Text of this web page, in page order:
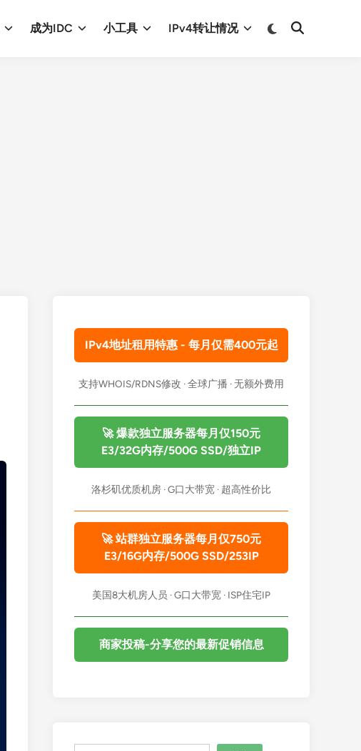
成为IDC 小工具 IPv4转让情况
Switch
Open
IPv4地址租用特惠 - 每月仅需400元起
支持WHOIS/RDNS修改 · 全球广播 · 无额外费用
🚀 爆款独立服务器每月仅150元
E3/32G内存/500G SSD/独立IP
洛杉矶优质机房 · G口大带宽 · 超高性价比
🚀 站群独立服务器每月仅750元
E3/16G内存/500G SSD/253IP
美国8大机房人员 · G口大带宽 · ISP住宅IP
商家投稿-分享您的最新促销信息